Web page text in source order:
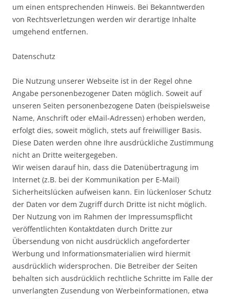
um einen entsprechenden Hinweis. Bei Bekanntwerden
von Rechtsverletzungen werden wir derartige Inhalte
umgehend entfernen.
Datenschutz
Die Nutzung unserer Webseite ist in der Regel ohne
Angabe personenbezogener Daten möglich. Soweit auf
unseren Seiten personenbezogene Daten (beispielsweise
Name, Anschrift oder eMail-Adressen) erhoben werden,
erfolgt dies, soweit möglich, stets auf freiwilliger Basis.
Diese Daten werden ohne Ihre ausdrückliche Zustimmung
nicht an Dritte weitergegeben.
Wir weisen darauf hin, dass die Datenübertragung im
Internet (z.B. bei der Kommunikation per E-Mail)
Sicherheitslücken aufweisen kann. Ein lückenloser Schutz
der Daten vor dem Zugriff durch Dritte ist nicht möglich.
Der Nutzung von im Rahmen der Impressumspflicht
veröffentlichten Kontaktdaten durch Dritte zur
Übersendung von nicht ausdrücklich angeforderter
Werbung und Informationsmaterialien wird hiermit
ausdrücklich widersprochen. Die Betreiber der Seiten
behalten sich ausdrücklich rechtliche Schritte im Falle der
unverlangten Zusendung von Werbeinformationen, etwa